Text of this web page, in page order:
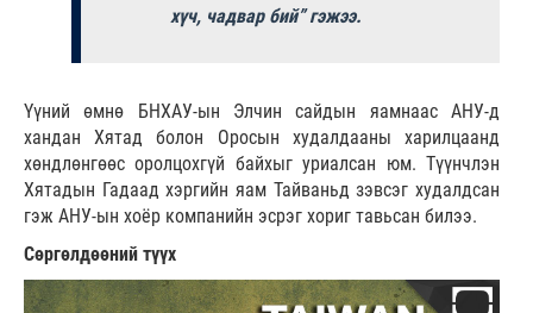
хүч, чадвар бий” гэжээ.
Үүний өмнө БНХАУ-ын Элчин сайдын яамнаас АНУ-д
хандан Хятад болон Оросын худалдааны харилцаанд
хөндлөнгөөс оролцохгүй байхыг уриалсан юм. Түүнчлэн
Хятадын Гадаад хэргийн яам Тайваньд зэвсэг худалдсан
гэж АНУ-ын хоёр компанийн эсрэг хориг тавьсан билээ.
Сөргөлдөөний түүх